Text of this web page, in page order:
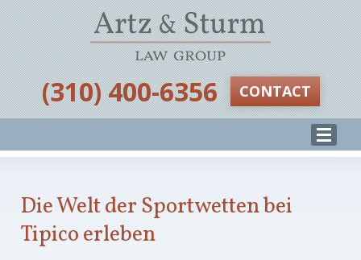
‪(310) 400-6356‬ CONTACT
Die Welt der Sportwetten bei
Tipico erleben